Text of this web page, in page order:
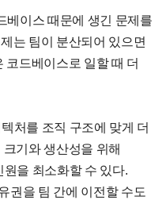
베이스 때문에 생긴 문제를
는 팀이 분산되어 있으면
코드베이스로 일할 때 더
처를 조직 구조에 맞게 더
기와 생산성을 위해
을 최소화할 수 있다.
권을 팀 간에 이전할 수도